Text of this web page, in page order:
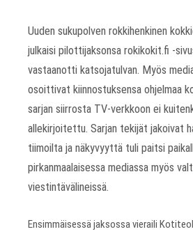
Uuden sukupolven rokkihenkinen
julkaisi pilottijaksonsa rokikokit.fi -
vastaanotti katsojatulvan. Myös
osoittivat kiinnostuksensa ohjelmaa
sarjan siirrosta TV-verkkoon ei
allekirjoitettu. Sarjan tekijät jakoivat
tiimoilta ja näkyvyyttä tuli paitsi
pirkanmaalaisessa mediassa myös
viestintävälineissä.
Ensimmäisessä jaksossa vieraili